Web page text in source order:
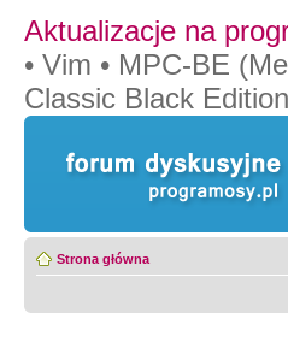
Aktualizacje na
• Vim • MPC-BE
Classic Black
Strona główna